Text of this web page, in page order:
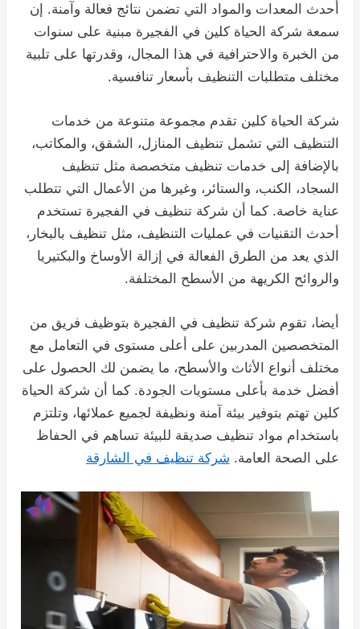
أحدث المعدات والمواد التي تضمن نتائج فعالة وآمنة. إن
سمعة شركة الحياة كلين في الفجيرة مبنية على سنوات
من الخبرة والاحترافية في هذا المجال، وقدرتها على تلبية
مختلف متطلبات التنظيف بأسعار تنافسية.
شركة الحياة كلين تقدم مجموعة متنوعة من خدمات
التنظيف التي تشمل تنظيف المنازل، الشقق، والمكاتب،
بالإضافة إلى خدمات تنظيف متخصصة مثل تنظيف
السجاد، الكنب، والستائر، وغيرها من الأعمال التي تتطلب
عناية خاصة. كما أن شركة تنظيف في الفجيرة تستخدم
أحدث التقنيات في عمليات التنظيف، مثل تنظيف بالبخار،
الذي يعد من الطرق الفعالة في إزالة الأوساخ والبكتيريا
والروائح الكريهة من الأسطح المختلفة.
أيضا، تقوم شركة تنظيف في الفجيرة بتوظيف فريق من
المتخصصين المدربين على أعلى مستوى في التعامل مع
مختلف أنواع الأثاث والأسطح، ما يضمن لك الحصول على
أفضل خدمة بأعلى مستويات الجودة. كما أن شركة الحياة
كلين تهتم بتوفير بيئة آمنة ونظيفة لجميع عملائها، وتلتزم
باستخدام مواد تنظيف صديقة للبيئة تساهم في الحفاظ
على الصحة العامة. شركة تنظيف في الشارقة